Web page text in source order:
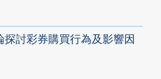
探討彩券購買行為及影響因